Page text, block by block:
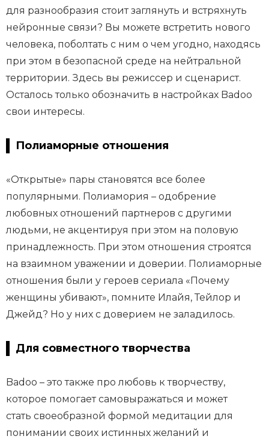
для разнообразия стоит заглянуть и встряхнуть
нейронные связи? Вы можете встретить нового
человека, поболтать с ним о чем угодно, находясь
при этом в безопасной среде на нейтральной
территории. Здесь вы режиссер и сценарист.
Осталось только обозначить в настройках Badoo
свои интересы.
Полиаморные отношения
«Открытые» пары становятся все более
популярными. Полиамория – одобрение
любовных отношений партнеров с другими
людьми, не акцентируя при этом на половую
принадлежность. При этом отношения строятся
на взаимном уважении и доверии. Полиаморные
отношения были у героев сериала «Почему
женщины убивают», помните Илайя, Тейлор и
Джейд? Но у них с доверием не заладилось.
Для совместного творчества
Badoo – это также про любовь к творчеству,
которое помогает самовыражаться и может
стать своеобразной формой медитации для
понимании своих истинных желаний и